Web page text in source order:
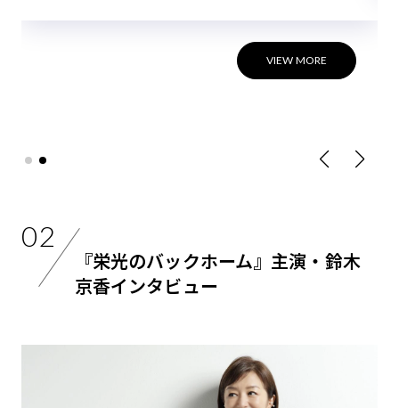
VIEW MORE
02
『栄光のバックホーム』主演・鈴木
京香インタビュー